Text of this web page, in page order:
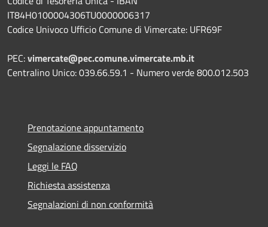
IT84H0100004306TU0000006317
Codice Univoco Ufficio Comune di Vimercate: UFR69F
PEC:vimercate@pec.comune.vimercate.mb.it
Centralino Unico: 039.66.59.1 - Numero verde 800.012.503
Prenotazione appuntamento
Segnalazione disservizio
Leggi le FAQ
Richiesta assistenza
Segnalazioni di non conformità